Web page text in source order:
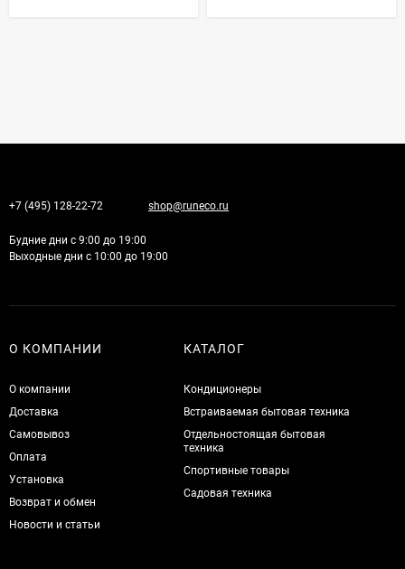
+7 (495) 128-22-72 shop@runeco.ru
Будние дни с 9:00 до 19:00
Выходные дни с 10:00 до 19:00
О КОМПАНИИ
О компании
Доставка
Самовывоз
Оплата
Установка
Возврат и обмен
Новости и статьи
КАТАЛОГ
Кондиционеры
Встраиваемая бытовая техника
Отдельностоящая бытовая
техника
Спортивные товары
Садовая техника